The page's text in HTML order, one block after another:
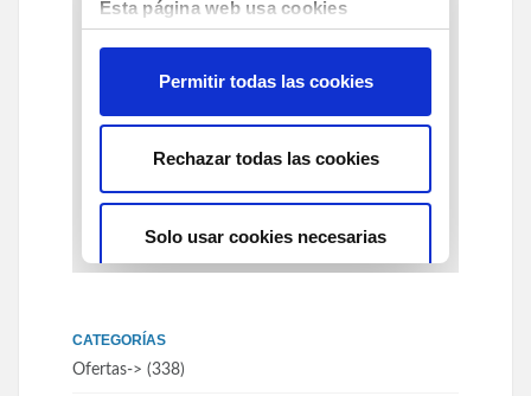
CATEGORÍAS
Ofertas-> (338)